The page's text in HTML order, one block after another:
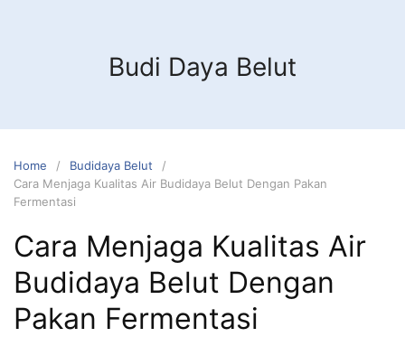
Budi Daya Belut
Home
Budidaya Belut
Cara Menjaga Kualitas Air Budidaya Belut Dengan Pakan
Fermentasi
Cara Menjaga Kualitas Air
Budidaya Belut Dengan
Pakan Fermentasi